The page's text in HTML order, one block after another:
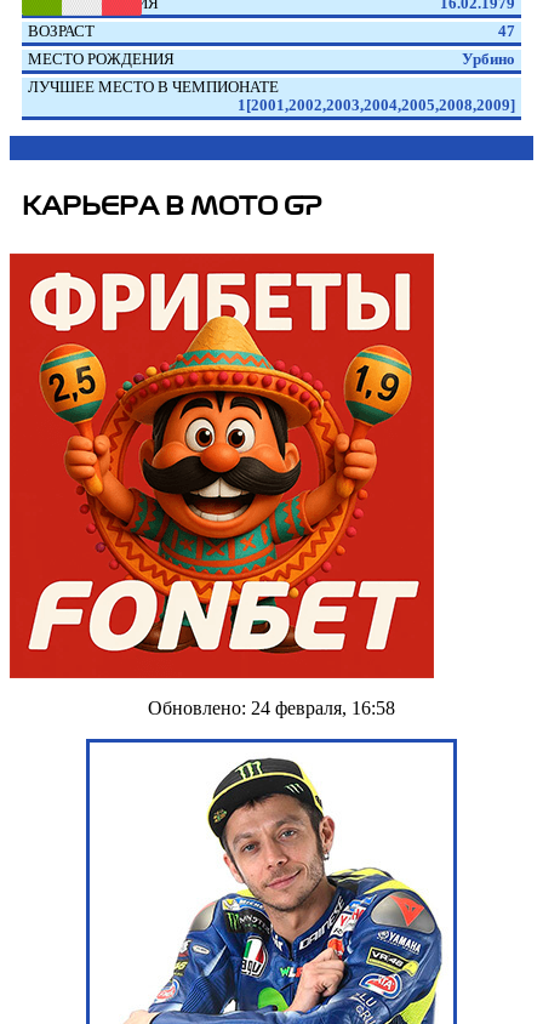
ДАТА РОЖДЕНИЯ
16.02.1979
ВОЗРАСТ
47
МЕСТО РОЖДЕНИЯ
Урбино
ЛУЧШЕЕ МЕСТО В ЧЕМПИОНАТЕ
1[2001,2002,2003,2004,2005,2008,2009]
КАРЬЕРА В MOTO GP
Обновлено: 24 февраля, 16:58